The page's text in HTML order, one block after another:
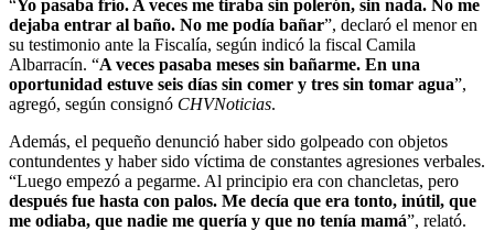
“Yo pasaba frío. A veces me tiraba sin polerón, sin nada. No me
dejaba entrar al baño. No me podía bañar”, declaró el menor en
su testimonio ante la Fiscalía, según indicó la fiscal Camila
Albarracín. “A veces pasaba meses sin bañarme. En una
oportunidad estuve seis días sin comer y tres sin tomar agua”,
agregó, según consignó CHVNoticias.
Además, el pequeño denunció haber sido golpeado con objetos
contundentes y haber sido víctima de constantes agresiones verbales.
“Luego empezó a pegarme. Al principio era con chancletas, pero
después fue hasta con palos. Me decía que era tonto, inútil, que
me odiaba, que nadie me quería y que no tenía mamá”, relató.